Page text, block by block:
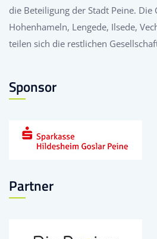
die Beteiligung der Stadt Peine. Die
Hohenhameln, Lengede, Ilsede,
teilen sich die restlichen
Sponsor
Partner